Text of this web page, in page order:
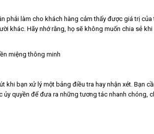
phải làm cho khách hàng cảm thấy được giá trị
khác. Hãy nhớ rằng, họ sẽ không muốn chia sẻ
bạn xử lý một bảng điều tra hay nhận xét. Bạn
quyền để đưa ra những tương tác nhanh chóng,